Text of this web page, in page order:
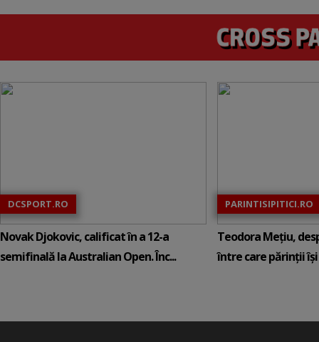
DCSPORT.RO
Novak Djokovic, calificat în a 12-a
semifinală la Australian Open. Înc...
PARINTISIPITICI.RO
Teodora Mețiu,
între care părinții își